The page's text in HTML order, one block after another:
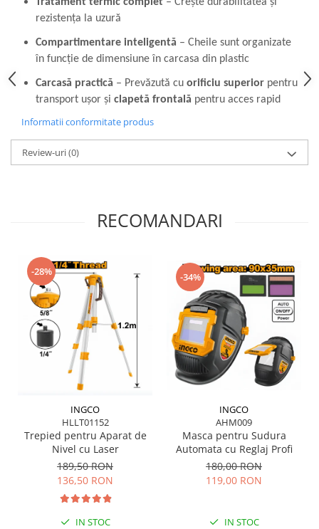
Seturi aparate electrice
Unelte multifuncționale
Vibratoare pentru beton
Scule manuale
Aparate de Tăiat Gresie
Briceag multifuncțional
Ciocan
Clești
Scule pentru Gresie și Sticlă
Suflantă frunze
Suporturi laptop
Tirbușoane și deschizătoare de
Trafalet
Trimmere
Trusă tubulare
Unelte pentru grădină
Greble
Motoforeze și Burghie de Pământ
Ventilatoare
Tratament termic complet – Crește durabilitatea și
rezistența la uzură
Compartimentare inteligentă – Cheile sunt organizate
în funcție de dimensiune în carcasa din plastic
Carcasă practică – Prevăzută cu orificiu superior pentru
transport ușor și clapetă frontală pentru acces rapid
Informatii conformitate produs
Review-uri(0)
RECOMANDARI
-28%
INGCO
HLLT01152
Trepied pentru Aparat de
Nivel cu Laser
189,50 RON
136,50 RON
IN STOC
-34%
INGCO
AHM009
Masca pentru Sudura
Automata cu Reglaj Profi
180,00 RON
119,00 RON
IN STOC